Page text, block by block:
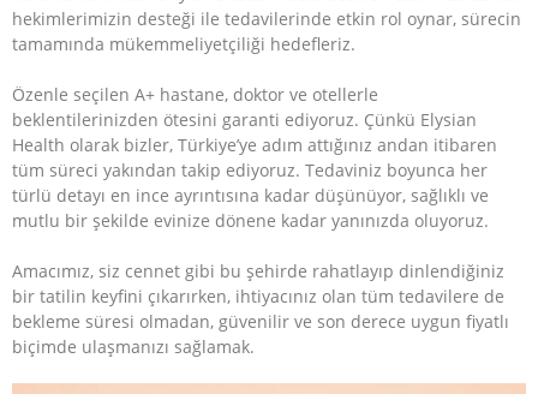
hekimlerimizin desteği ile tedavilerinde etkin rol oynar, sürecin
tamamında mükemmeliyetçiliği hedefleriz.
Özenle seçilen A+ hastane, doktor ve otellerle
beklentilerinizden ötesini garanti ediyoruz. Çünkü Elysian
Health olarak bizler, Türkiye’ye adım attığınız andan itibaren
tüm süreci yakından takip ediyoruz. Tedaviniz boyunca her
türlü detayı en ince ayrıntısına kadar düşünüyor, sağlıklı ve
mutlu bir şekilde evinize dönene kadar yanınızda oluyoruz.
Amacımız, siz cennet gibi bu şehirde rahatlayıp dinlendiğiniz
bir tatilin keyfini çıkarırken, ihtiyacınız olan tüm tedavilere de
bekleme süresi olmadan, güvenilir ve son derece uygun fiyatlı
biçimde ulaşmanızı sağlamak.